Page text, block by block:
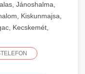
Jánoshalma,
Kiskunmajsa,
Kecskemét,